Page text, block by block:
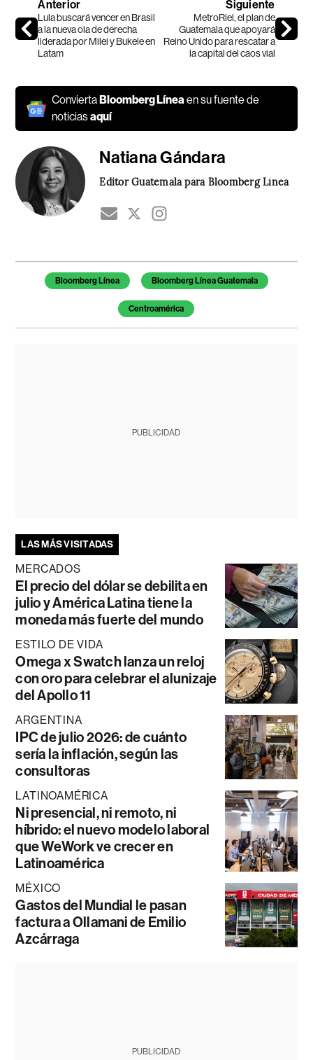
Anterior
Lula buscará vencer en Brasil
a la nueva ola de derecha
liderada por Milei y Bukele en
Latam
Siguiente
MetroRiel, el plan de
Guatemala que apoyará
Reino Unido para rescatar a
la capital del caos vial
Convierta Bloomberg Líneaen su fuente de
noticiasaquí
Natiana Gándara
Editor Guatemala para Bloomberg Línea
Temas de este artículo
Bloomberg Línea Bloomberg Línea Guatemala
Centroamérica
PUBLICIDAD
LAS MÁS VISITADAS
MERCADOS
El precio del dólar se debilita en
julio y América Latina tiene la
moneda más fuerte del mundo
ESTILO DE VIDA
Omega x Swatch lanza un reloj
con oro para celebrar el alunizaje
del Apollo 11
ARGENTINA
IPC de julio 2026: de cuánto
sería la inflación, según las
consultoras
LATINOAMÉRICA
Ni presencial, ni remoto, ni
híbrido: el nuevo modelo laboral
que WeWork ve crecer en
Latinoamérica
MÉXICO
Gastos del Mundial le pasan
factura a Ollamani de Emilio
Azcárraga
PUBLICIDAD